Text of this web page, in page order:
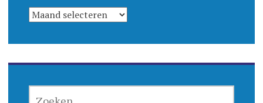
KALENDER